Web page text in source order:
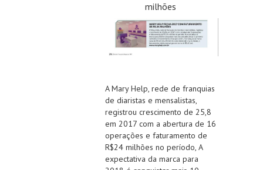
milhões
A Mary Help, rede de franquias
de diaristas e mensalistas,
registrou crescimento de 25,8
em 2017 com a abertura de 16
operações e faturamento de
R$24 milhões no período, A
expectativa da marca para